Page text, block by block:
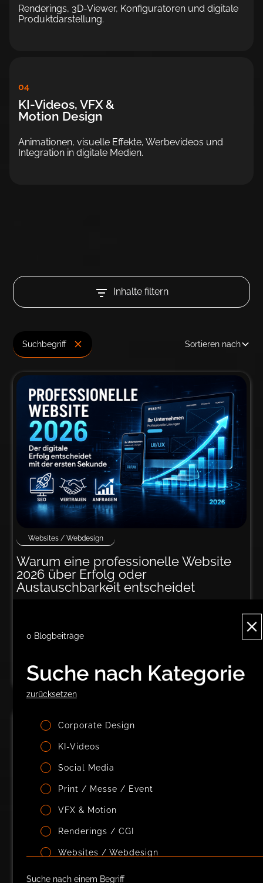
Renderings, 3D-Viewer, Kon­fi­guratoren und di­gitale
Produkt­dar­stellung.
04
KI-Videos, VFX &
Motion Design
Ani­mationen, visuelle Ef­fekte, Werbevideos und
Integration in digitale Medien.
0 Blogbeiträge
Suche nach Kategorie
zurücksetzen
Corporate Design
KI-Videos
Social Media
Print / Messe / Event
VFX & Motion
Renderings / CGI
Websites / Webdesign
Suche nach einem Begriff
Inhalte filtern
Suchbegriff Sortieren nach
Websites / Webdesign
Warum eine profes­sionelle Website
2026 über Er­folg oder
Austauschbarkeit entscheidet
Faktoren jetzt wirklich zählen.
Designtrends 2026 – Zwi­schen Tech­